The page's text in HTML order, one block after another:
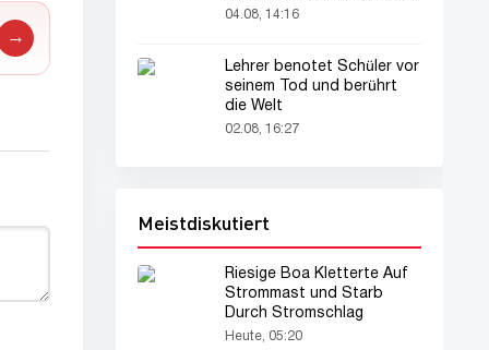
→
der Welt gekürt
04.08, 14:16
Lehrer benotet Schüler vor
seinem Tod und berührt
die Welt
02.08, 16:27
Meistdiskutiert
Riesige Boa Kletterte Auf
Strommast und Starb
Durch Stromschlag
Heute, 05:20